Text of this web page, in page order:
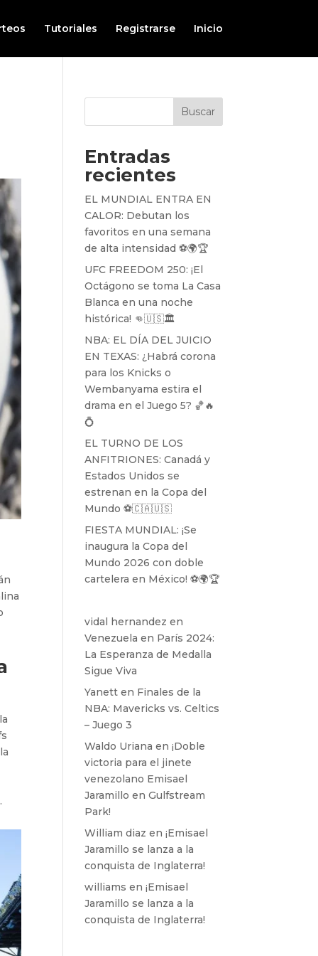
Tutoriales Registrarse Inicio
Buscar
Entradas
recientes
EL MUNDIAL ENTRA EN
CALOR: Debutan los
favoritos en una semana
de alta intensidad ⚽️🌍🏆
UFC FREEDOM 250: ¡El
Octágono se toma La Casa
Blanca en una noche
histórica! 👊🇺🇸🏛️
NBA: EL DÍA DEL JUICIO
EN TEXAS: ¿Habrá corona
para los Knicks o
Wembanyama estira el
drama en el Juego 5? 🏀🔥
💍
EL TURNO DE LOS
ANFITRIONES: Canadá y
Estados Unidos se
estrenan en la Copa del
Mundo ⚽️🇨🇦🇺🇸
FIESTA MUNDIAL: ¡Se
inaugura la Copa del
Mundo 2026 con doble
cartelera en México! ⚽️🌍🏆
vidal hernandez en
Venezuela en París 2024:
La Esperanza de Medalla
Sigue Viva
Yanett en Finales de la
NBA: Mavericks vs. Celtics
– Juego 3
Waldo Uriana en¡Doble
victoria para el jinete
venezolano Emisael
Jaramillo en Gulfstream
Park!
William diaz en¡Emisael
Jaramillo se lanza a la
conquista de Inglaterra!
williams en¡Emisael
Jaramillo se lanza a la
conquista de Inglaterra!